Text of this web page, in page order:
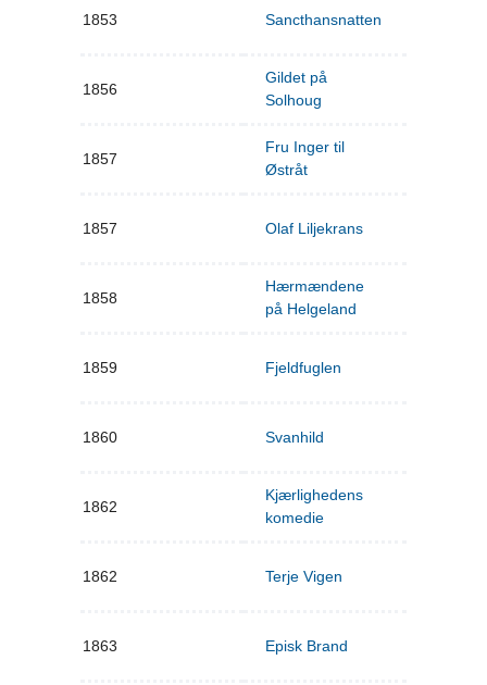
1853 Sancthansnatten
1856
Gildet på
Solhoug
1857
Fru Inger til
Østråt
1857 Olaf Liljekrans
1858
Hærmændene
på Helgeland
1859 Fjeldfuglen
1860 Svanhild
1862
Kjærlighedens
komedie
1862 Terje Vigen
1863 Episk Brand